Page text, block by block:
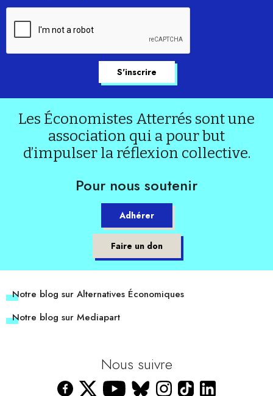
Les Économistes Atterrés sont une
association qui a pour but
d’impulser la réflexion collective.
Pour nous soutenir
Adhérer
Faire un don
Notre blog sur Alternatives Économiques
Notre blog sur Mediapart
Nous suivre